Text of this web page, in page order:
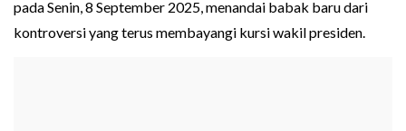
pada Senin, 8 September 2025, menandai babak baru dari
kontroversi yang terus membayangi kursi wakil presiden.